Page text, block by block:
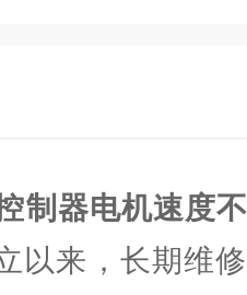
制器电机速度
以来，长期维